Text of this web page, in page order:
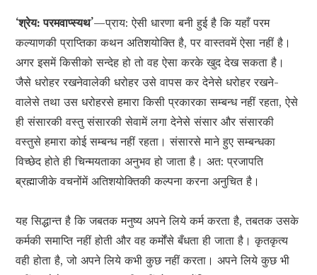
‘श्रेय: परमवाप्स्यथ’—प्राय: ऐसी धारणा बनी हुई है कि यहाँ परम
कल्याणकी प्राप्तिका कथन अतिशयोक्ति है, पर वास्तवमें ऐसा नहीं है।
अगर इसमें किसीको सन्देह हो तो वह ऐसा करके खुद देख सकता है।
जैसे धरोहर रखनेवालेकी धरोहर उसे वापस कर देनेसे धरोहर रखने-
वालेसे तथा उस धरोहरसे हमारा किसी प्रकारका सम्बन्ध नहीं रहता, ऐसे
ही संसारकी वस्तु संसारकी सेवामें लगा देनेसे संसार और संसारकी
वस्तुसे हमारा कोई सम्बन्ध नहीं रहता। संसारसे माने हुए सम्बन्धका
विच्छेद होते ही चिन्मयताका अनुभव हो जाता है। अत: प्रजापति
ब्रह्माजीके वचनोंमें अतिशयोक्तिकी कल्पना करना अनुचित है।
यह सिद्धान्त है कि जबतक मनुष्य अपने लिये कर्म करता है, तबतक उसके
कर्मकी समाप्ति नहीं होती और वह कर्मोंसे बँधता ही जाता है। कृतकृत्य
वही होता है, जो अपने लिये कभी कुछ नहीं करता। अपने लिये कुछ भी